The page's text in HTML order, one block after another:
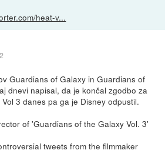
heat-v...
Guardians of Galaxy in Guardians of
dnevi napisal, da je končal zgodbo za
3 danes pa ga je Disney odpustil.
of 'Guardians of the Galaxy Vol. 3'
tweets from the filmmaker